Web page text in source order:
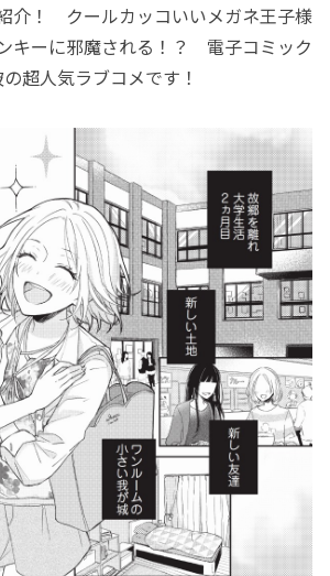
介！ クールカッコいいメガネ王子様
キーに邪魔される！？ 電子コミック
超人気ラブコメです！